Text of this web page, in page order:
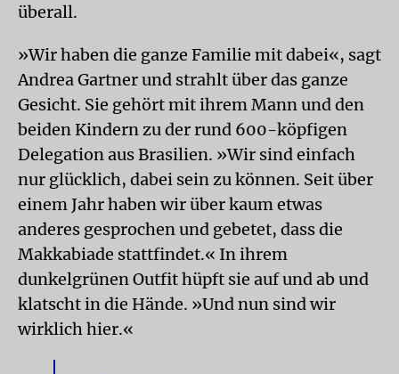
überall.
»Wir haben die ganze Familie mit dabei«, sagt
Andrea Gartner und strahlt über das ganze
Gesicht. Sie gehört mit ihrem Mann und den
beiden Kindern zu der rund 600-köpfigen
Delegation aus Brasilien. »Wir sind einfach
nur glücklich, dabei sein zu können. Seit über
einem Jahr haben wir über kaum etwas
anderes gesprochen und gebetet, dass die
Makkabiade stattfindet.« In ihrem
dunkelgrünen Outfit hüpft sie auf und ab und
klatscht in die Hände. »Und nun sind wir
wirklich hier.«